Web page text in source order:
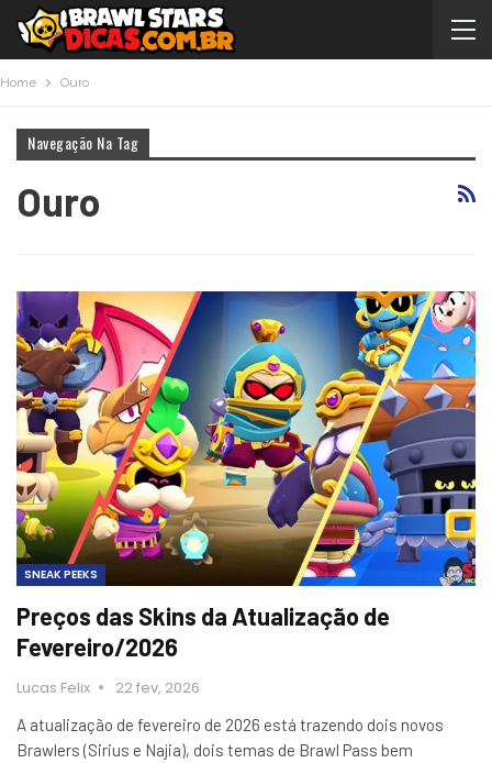
Home Ouro
Navegação Na Tag
Ouro
SNEAK PEEKS
Preços das Skins da Atualização de
Fevereiro/2026
Lucas Felix 22 fev, 2026
A atualização de fevereiro de 2026 está trazendo dois novos
Brawlers (Sirius e Najia), dois temas de Brawl Pass bem